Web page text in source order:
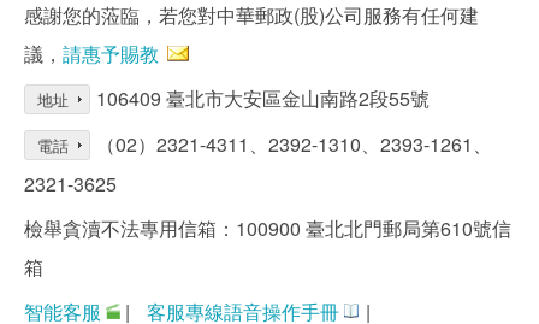
感謝您的蒞臨，若您對中華郵政(股)公司服務有任何建
議， 請惠予賜教
地址 106409 臺北市大安區金山南路2段55號
電話
（02）2321-4311、2392-1310、2393-1261、
2321-3625
檢舉貪瀆不法專用信箱：100900 臺北北門郵局第610號信
箱
智能客服
| 客服專線語音操作手冊 |